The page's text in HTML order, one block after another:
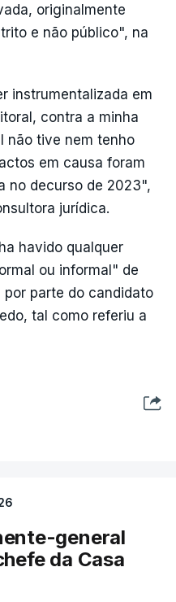
originalmente
e não público", na
instrumentalizada em
contra a minha
não tive nem tenho
em causa foram
no decurso de 2023",
jurídica.
havido qualquer
ou informal" de
por parte do candidato
tal como referiu a
general
da Casa